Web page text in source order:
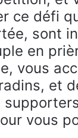
ce défi
sont
en
vous
et
vous